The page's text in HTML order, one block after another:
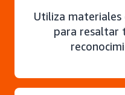
Utiliza materiales
para resaltar